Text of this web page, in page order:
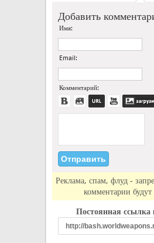
Добавить
Имя:
Email:
Комментарий:
Реклама, спам, флуд -
комментарии будут
Постоянная ссылка